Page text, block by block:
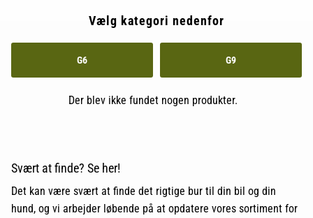
Vælg kategori nedenfor
G6 G9
Der blev ikke fundet nogen produkter.
Svært at finde? Se her!
Det kan være svært at finde det rigtige bur til din bil og din
hund, og vi arbejder løbende på at opdatere vores sortiment for